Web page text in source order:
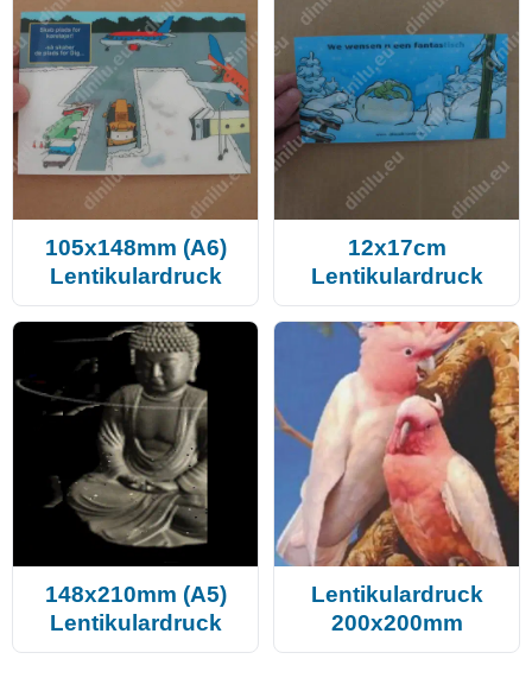
105x148mm (A6)
Lentikulardruck
12x17cm
Lentikulardruck
148x210mm (A5)
Lentikulardruck
Lentikulardruck
200x200mm